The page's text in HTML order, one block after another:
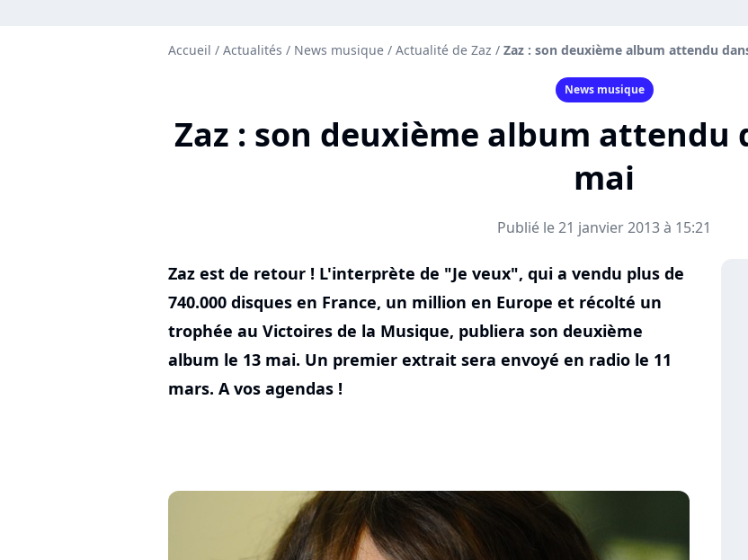
Accueil / Actualités / News musique / Actualité de Zaz / Zaz : son deuxième album attendu
News musique
Zaz : son deuxième album attendu
mai
Publié le 21 janvier 2013 à 15:21
Zaz est de retour ! L'interprète de "Je veux", qui a vendu plus de
740.000 disques en France, un million en Europe et récolté un
trophée au Victoires de la Musique, publiera son deuxième
album le 13 mai. Un premier extrait sera envoyé en radio le 11
mars. A vos agendas !